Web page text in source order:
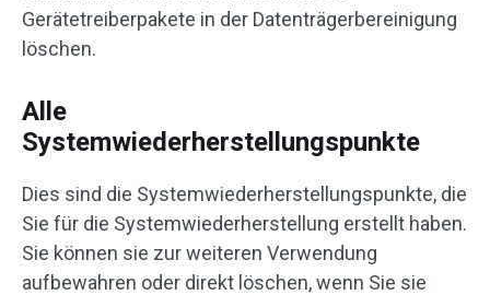
Gerätetreiberpakete in der Datenträgerbereinigung
löschen.
Alle
Systemwiederherstellungspunkte
Dies sind die Systemwiederherstellungspunkte, die
Sie für die Systemwiederherstellung erstellt haben.
Sie können sie zur weiteren Verwendung
aufbewahren oder direkt löschen, wenn Sie sie